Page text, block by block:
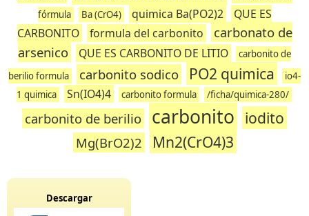
fórmula
Ba (CrO4) quimica Ba(PO2)2
QUE ES
CARBONITO
formula del carbonito
carbonato de
arsenico
QUE ES CARBONITO DE LITIO
carbonito de
berilio formula
carbonito sodico PO2 quimica
io4-
1 quimica
Sn(IO4)4 carbonito formula /ficha/quimica-280/
carbonito de berilio carbonito iodito
Mg(BrO2)2 Mn2(CrO4)3
Descargar